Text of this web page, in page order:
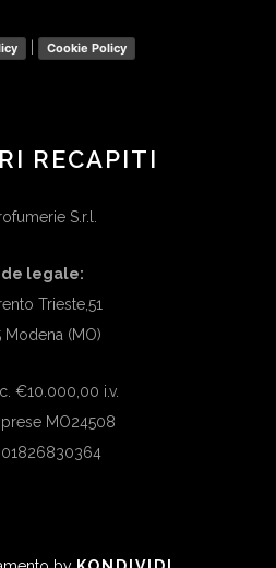
Cookie Policy
RECAPITI
S.r.l.
legale:
Trieste,51
Modena (MO)
€10.000,00 i.v.
MO24508
01826830364